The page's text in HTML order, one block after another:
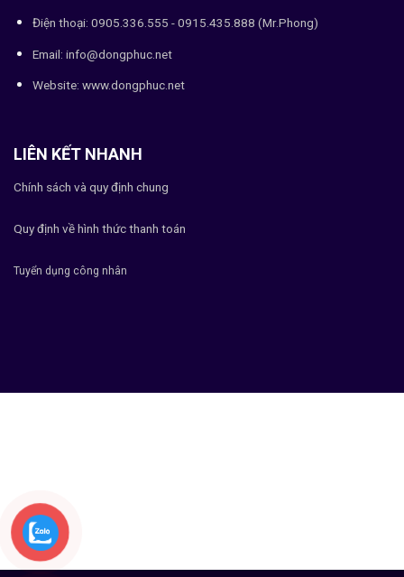
Điện thoại: 0905.336.555 - 0915.435.888 (Mr.Phong)
Email: info@dongphuc.net
Website: www.dongphuc.net
LIÊN KẾT NHANH
Chính sách và quy định chung
Quy định về hình thức thanh toán
Tuyển dụng công nhân